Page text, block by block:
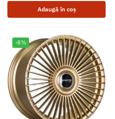
Adaugă în coș
-8%